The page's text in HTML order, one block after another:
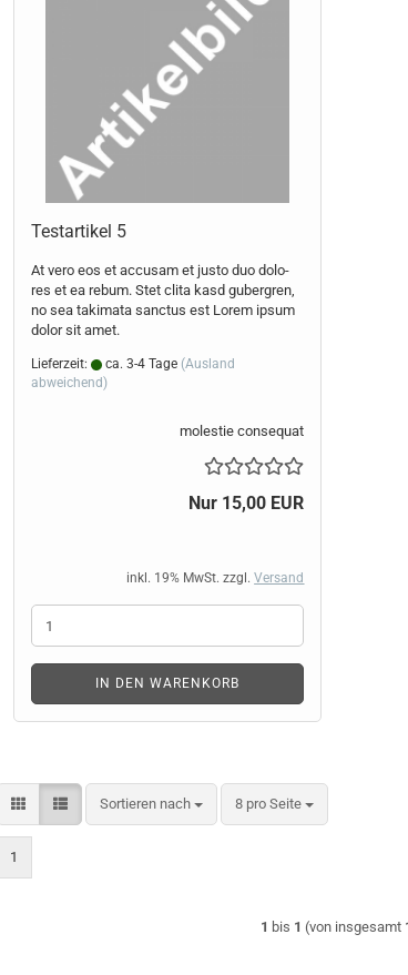
Te­st­ar­ti­kel 5
At vero eos et ac­cu­sam et justo duo do­lo­
res et ea rebum. Stet clita kasd gu­ber­gren,
no sea ta­ki­ma­ta sanc­tus est Lorem ipsum
dolor sit amet.
Lieferzeit: ca. 3-4 Tage (Ausland
abweichend)
molestie consequat
Nur 15,00 EUR
inkl. 19% MwSt. zzgl.Versand
IN DEN WARENKORB
Sortieren nach
Sortieren nach 8 pro Seite
pro Seite
1
1 bis 1 (von insgesamt